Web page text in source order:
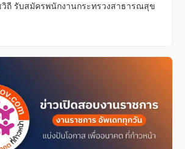
วิถี รับสมัครพนักงานกระทรวงสาธารณสุข